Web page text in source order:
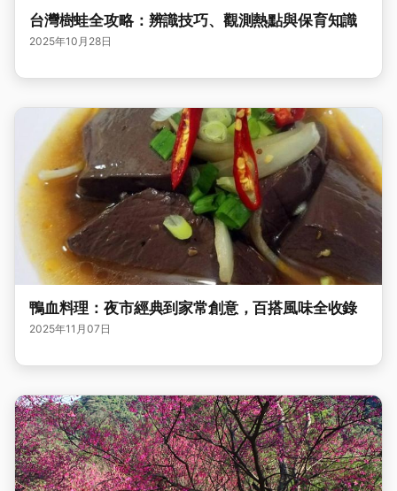
台灣樹蛙全攻略：辨識技巧、觀測熱點與保育知識
2025年10月28日
鴨血料理：夜市經典到家常創意，百搭風味全收錄
2025年11月07日